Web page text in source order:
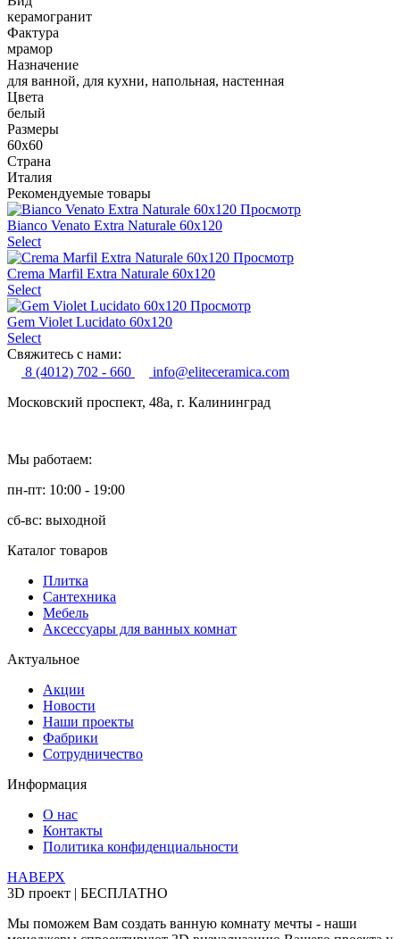
керамогранит
Фактура
мрамор
Назначение
для ванной, для кухни, напольная, настенная
Цвета
белый
Размеры
60x60
Страна
Италия
Рекомендуемые товары
Просмотр
Bianco Venato Extra Naturale 60x120
Select
Просмотр
Crema Marfil Extra Naturale 60x120
Select
Просмотр
Gem Violet Lucidato 60x120
Select
Свяжитесь с нами:
8 (4012) 702 - 660
info@eliteceramica.com
Московский проспект, 48а, г. Калининград
Мы работаем:
пн-пт: 10:00 - 19:00
сб-вс: выходной
Каталог товаров
Плитка
Сантехника
Мебель
Аксессуары для ванных комнат
Актуальное
Акции
Новости
Наши проекты
Фабрики
Сотрудничество
Информация
О нас
Контакты
Политика конфиденциальности
НАВЕРХ
3D проект | БЕСПЛАТНО
Мы поможем Вам создать ванную комнату мечты - наши